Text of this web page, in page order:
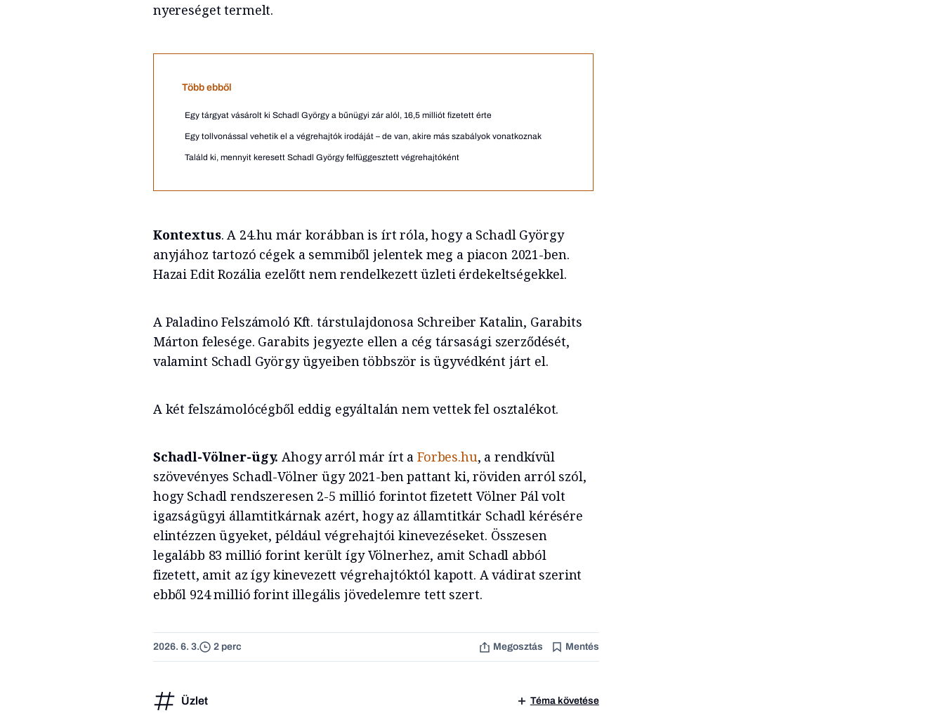
nyereséget termelt.
Több ebből
Egy tárgyat vásárolt ki Schadl György a bűnügyi zár alól, 16,5 milliót fizetett érte
Egy tollvonással vehetik el a végrehajtók irodáját – de van, akire más szabályok vonatkoznak
Találd ki, mennyit keresett Schadl György felfüggesztett végrehajtóként
Kontextus. A 24.hu már korábban is írt róla, hogy a Schadl György
anyjához tartozó cégek a semmiből jelentek meg a piacon 2021-ben.
Hazai Edit Rozália ezelőtt nem rendelkezett üzleti érdekeltségekkel.
A Paladino Felszámoló Kft. társtulajdonosa Schreiber Katalin, Garabits
Márton felesége. Garabits jegyezte ellen a cég társasági szerződését,
valamint Schadl György ügyeiben többször is ügyvédként járt el.
A két felszámolócégből eddig egyáltalán nem vettek fel osztalékot.
Schadl-Völner-ügy. Ahogy arról már írt a Forbes.hu, a rendkívül
szövevényes Schadl-Völner ügy 2021-ben pattant ki, röviden arról szól,
hogy Schadl rendszeresen 2-5 millió forintot fizetett Völner Pál volt
igazságügyi államtitkárnak azért, hogy az államtitkár Schadl kérésére
elintézzen ügyeket, például végrehajtói kinevezéseket. Összesen
legalább 83 millió forint került így Völnerhez, amit Schadl abból
fizetett, amit az így kinevezett végrehajtóktól kapott. A vádirat szerint
ebből 924 millió forint illegális jövedelemre tett szert.
2026. 6. 3. 2 perc Megosztás Mentés
Üzlet Téma követése